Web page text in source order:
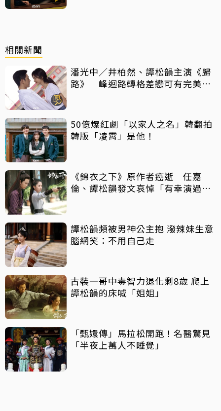
相關新聞
潘光中／井柏然、譚松韻主演《歸
路》 峰迴路轉格差戀可有完美結
50億爆紅劇「以家人之名」韓翻拍
韓版「凌霄」是他！
《錦衣之下》原作者癌逝 任嘉
倫、譚松韻發文哀悼「有幸演過筆
譚松韻頻被男神公主抱 潑辣妹生意
腦網笑：不用自己走
古裝一哥中毒智力退化剩8歲 爬上
譚松韻的床喊「姐姐」
「甄嬛傳」馬拉松開跑！名醫驚見
「半夜上萬人不睡覺」